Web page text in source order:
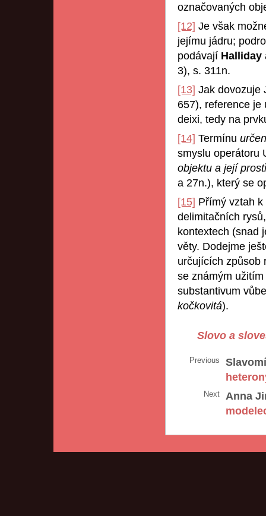
označovaných
[12] Je však
jejímu jádru;
podávají Halliday
3), s. 311n.
[13] Jak dovozuje
657), reference je
deixi, tedy na
[14] Termínu
smyslu operátoru
objektu a její
a 27n.), který se
[15] Přímý vztah
delimitačních
kontextech (snad
věty. Dodejme
určujících způsob
se známým
substantivum
kočkovitá).
Slovo a
Previous
Next
Anna